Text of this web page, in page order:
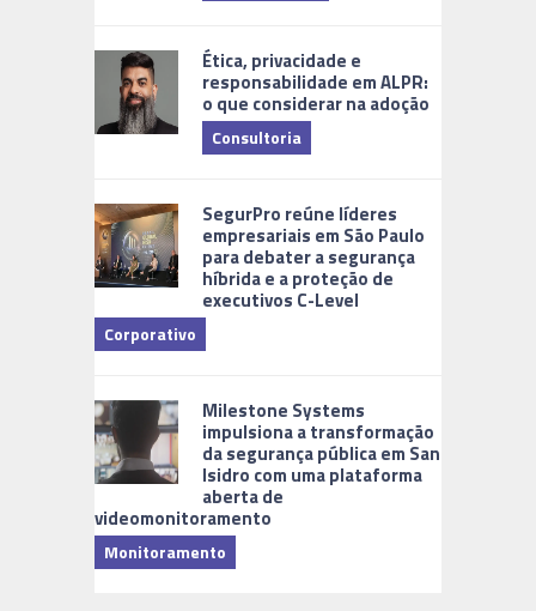
Ética, privacidade e
responsabilidade em ALPR:
o que considerar na adoção
Consultoria
SegurPro reúne líderes
empresariais em São Paulo
para debater a segurança
híbrida e a proteção de
executivos C-Level
Corporativo
Milestone Systems
impulsiona a transformação
da segurança pública em San
Isidro com uma plataforma
aberta de
videomonitoramento
Monitoramento